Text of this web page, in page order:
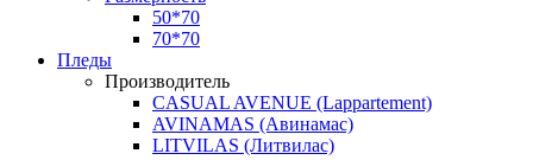
50*70
70*70
Пледы
Производитель
CASUAL AVENUE (Lappartement)
AVINAMAS (Авинамас)
LITVILAS (Литвилас)